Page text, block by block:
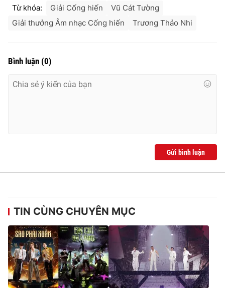
Từ khóa: Giải Cống hiến
Vũ Cát Tường
Giải thưởng Âm nhạc Cống hiến
Trương Thảo Nhi
Bình luận (0)
Gửi bình luận
TIN CÙNG CHUYÊN MỤC